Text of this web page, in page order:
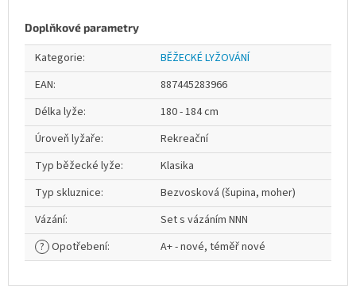
Doplňkové parametry
Kategorie:
BĚŽECKÉ LYŽOVÁNÍ
EAN:
887445283966
Délka lyže:
180 - 184 cm
Úroveň lyžaře:
Rekreační
Typ běžecké lyže:
Klasika
Typ skluznice:
Bezvosková (šupina, moher)
Vázání:
Set s vázáním NNN
? Opotřebení: A+ - nové, téměř nové